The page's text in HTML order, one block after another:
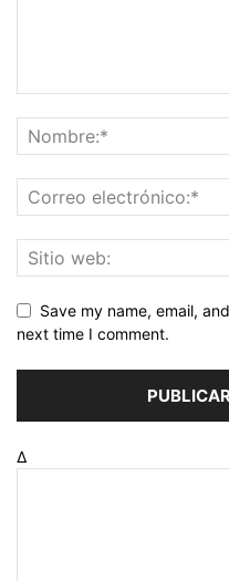
Save my name, email,
next time I comment.
Δ